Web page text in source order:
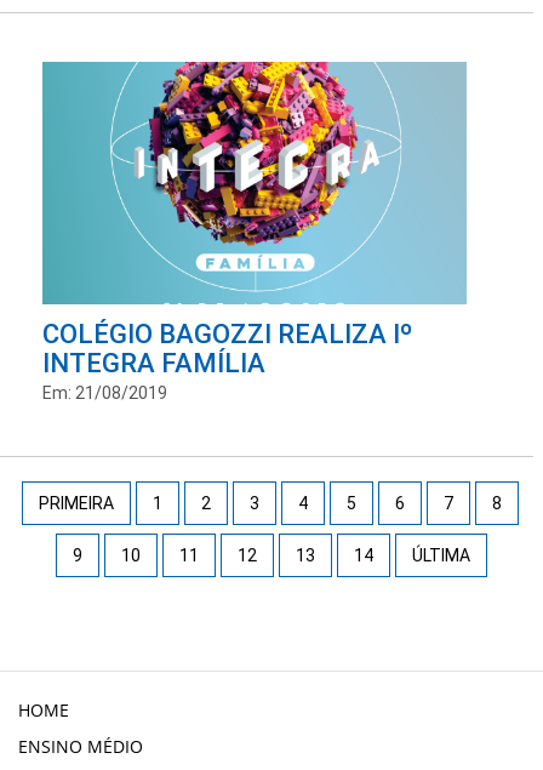
COLÉGIO BAGOZZI REALIZA Iº
INTEGRA FAMÍLIA
Em: 21/08/2019
PRIMEIRA 1 2 3 4 5 6 7 8
9 10 11 12 13 14 ÚLTIMA
HOME
ENSINO MÉDIO